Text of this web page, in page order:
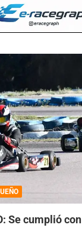
Se cumplió